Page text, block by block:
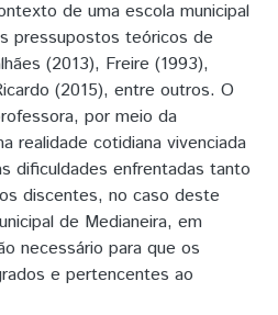
de uma escola municipal
pressupostos teóricos de
(2013), Freire (1993),
(2015), entre outros. O
por meio da
realidade cotidiana vivenciada
dificuldades enfrentadas tanto
discentes, no caso deste
de Medianeira, em
necessário para que os
e pertencentes ao